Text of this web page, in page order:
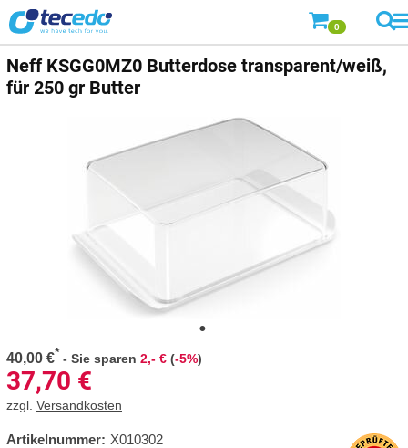
0
Neff KSGG0MZ0 Butterdose transparent/weiß,
für 250 gr Butter
40,00 €* - Sie sparen 2,- € (-5%)
37,70 €
zzgl. Versandkosten
Artikelnummer: X010302